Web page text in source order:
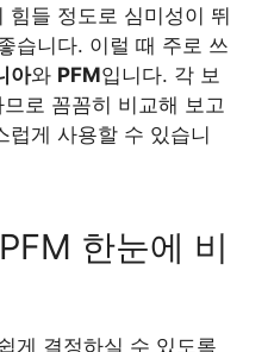
힘들 정도로 심미성이 뛰
습니다. 이럴 때 주로 쓰
아와 PFM입니다. 각 보
로 꼼꼼히 비교해 보고
럽게 사용할 수 있습니
한눈에 비
게 결정하실 수 있도록